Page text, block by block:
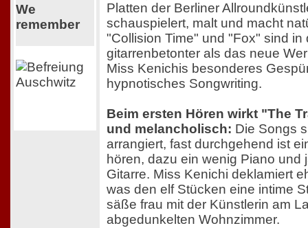
We
remember
Platten der Berliner
schauspielert, malt und macht
"Collision Time" und "Fox" sind in
gitarrenbetonter als das neue
Miss Kenichis besonderes
hypnotisches Songwriting.
Beim ersten Hören wirkt "The
und melancholisch: Die Songs
arrangiert, fast durchgehend ist
hören, dazu ein wenig Piano und
Gitarre. Miss Kenichi deklamiert
was den elf Stücken eine intime
säße frau mit der Künstlerin am
abgedunkelten Wohnzimmer.